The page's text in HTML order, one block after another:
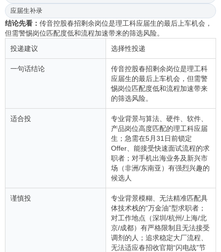
应届生补录
结论先看： 传音控股春招剩余岗位是理工科应届生的最后上车机会，
但需警惕岗位匹配度低和流程加速带来的筛选风险。
投递建议
选择性投递
一句话结论
传音控股春招剩余岗位是理工科
应届生的最后上车机会，但需警
惕岗位匹配度低和流程加速带来
的筛选风险。
适合投
专业背景与算法、硬件、软件、
产品岗位高度匹配的理工科应届
生；急需在5月31日前锁定
Offer、能接受快速面试流程的求
职者；对手机出海业务及新兴市
场（非洲/东南亚）有强烈兴趣的
候选人
谨慎投
专业背景模糊、无法精准匹配具
体技术栈的“万金油”型求职者；
对工作地点（深圳/杭州/上海/北
京/成都）有严格限制且无法接受
调剂的人；追求稳定大厂流程、
无法适应春招收官期“闪电战”节